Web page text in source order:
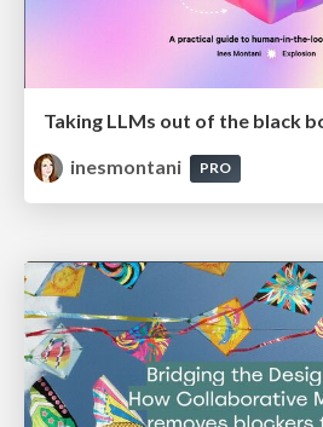
inesmontani
PRO